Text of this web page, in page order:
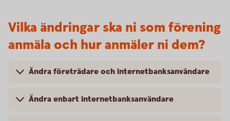
Vilka ändringar ska ni som förening
anmäla och hur anmäler ni dem?
Ändra företrädare och internetbanksanvändare
Ändra enbart internetbanksanvändare